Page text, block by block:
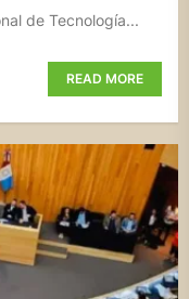
de Tecnología...
READ MORE